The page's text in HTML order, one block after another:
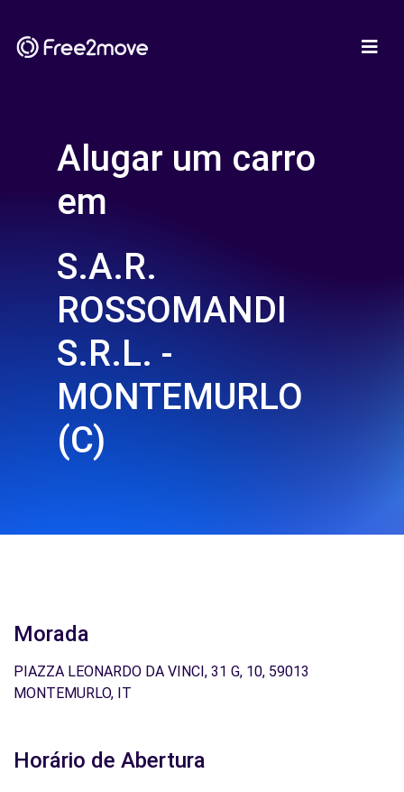
Alugar um carro
em
S.A.R.
ROSSOMANDI
S.R.L. -
MONTEMURLO
(C)
Morada
PIAZZA LEONARDO DA VINCI, 31 G, 10, 59013
MONTEMURLO, IT
Horário de Abertura